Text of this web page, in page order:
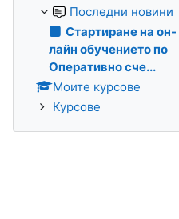
Последни новини
Стартиране на он-
лайн обучението по
Оперативно сче...
Моите курсове
Курсове